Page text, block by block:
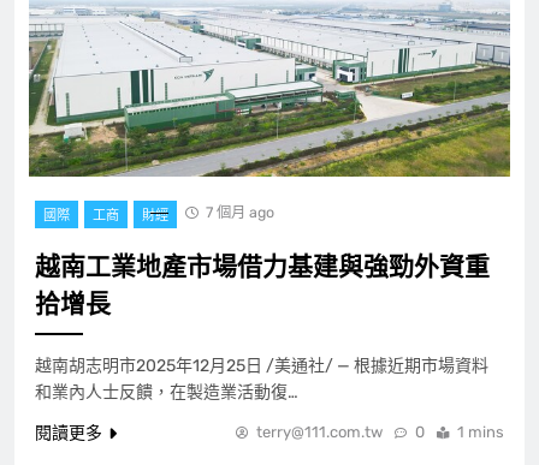
國際 工商 財經 7 個月 ago
越南工業地產市場借力基建與強勁外資重
拾增長
越南胡志明市2025年12月25日 /美通社/ — 根據近期市場資料
和業內人士反饋，在製造業活動復…
閱讀更多
terry@111.com.tw 0 1 mins